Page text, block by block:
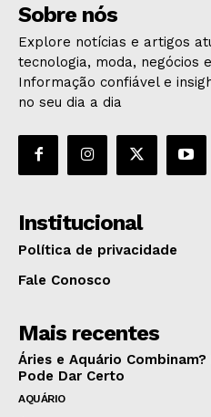
Sobre nós
Explore notícias e artigos
tecnologia, moda, negócios
Informação confiável e
no seu dia a dia
Institucional
Política de privacidade
Fale Conosco
Mais recentes
Áries e Aquário
Pode Dar Certo
AQUÁRIO